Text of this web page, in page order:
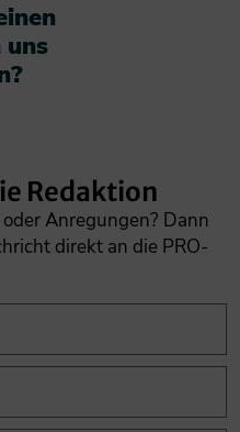
Redaktion
Anregungen? Dann
direkt an die PRO-